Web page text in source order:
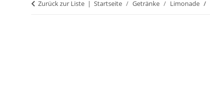
Zurück zur Liste Startseite Getränke Limonade